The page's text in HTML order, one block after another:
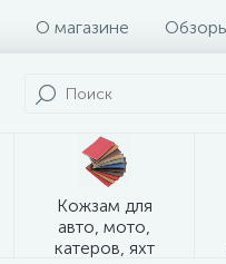
О магазине
Кожзам для
авто, мото,
катеров, яхт